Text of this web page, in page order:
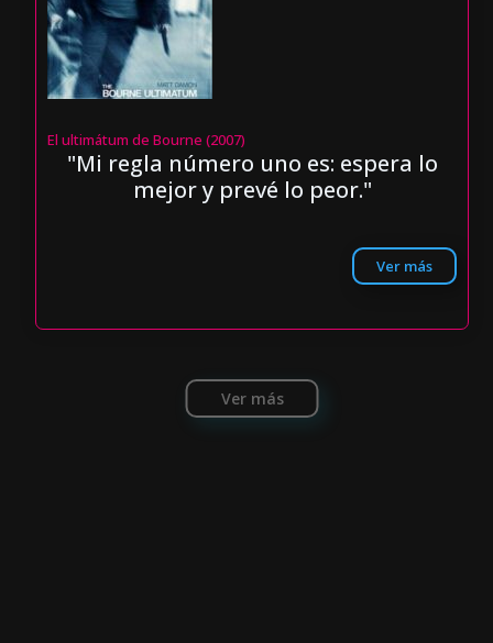
El ultimátum de Bourne (2007)
"Mi regla número uno es: espera lo
mejor y prevé lo peor."
Ver más
Ver más